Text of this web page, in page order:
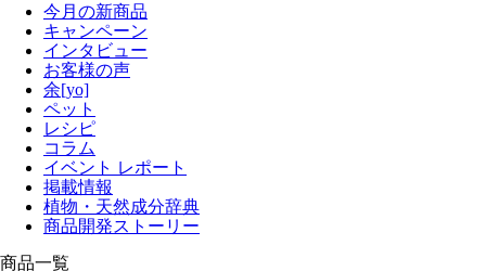
今月の新商品
キャンペーン
インタビュー
お客様の声
余[yo]
ペット
レシピ
コラム
イベント レポート
掲載情報
植物・天然成分辞典
商品開発ストーリー
商品一覧